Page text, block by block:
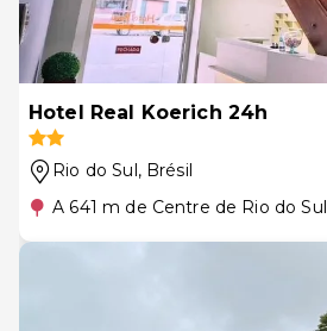
Hotel Real Koerich 24h
Rio do Sul, Brésil
A 641 m de Centre de Rio do Sul